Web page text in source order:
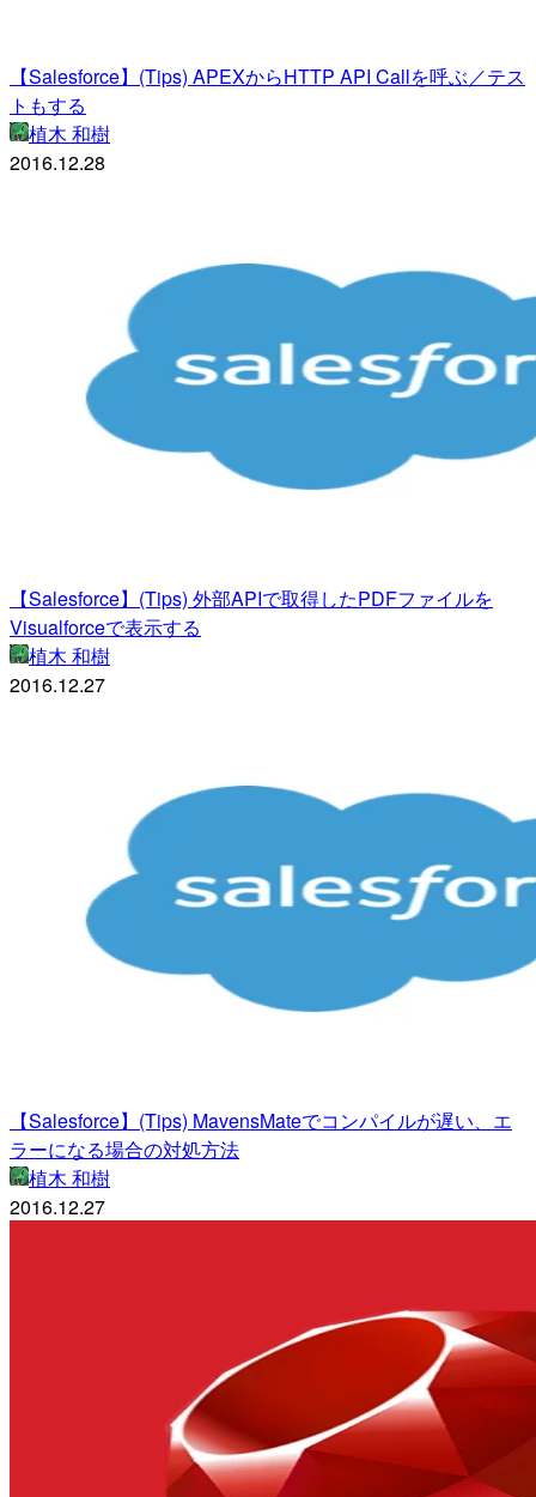
【Salesforce】(Tips) APEXからHTTP API Callを呼ぶ／テス
トもする
植木 和樹
2016.12.28
【Salesforce】(Tips) 外部APIで取得したPDFファイルを
Visualforceで表示する
植木 和樹
2016.12.27
【Salesforce】(Tips) MavensMateでコンパイルが遅い、エ
ラーになる場合の対処方法
植木 和樹
2016.12.27